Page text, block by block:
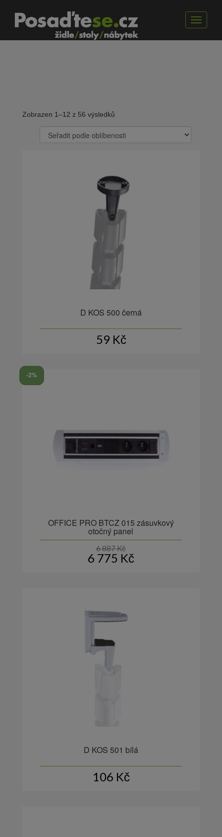
Toggle
Zobrazen 1–12 z 56 výsledků
D KOS 500 černá
59 Kč
-2%
OFFICE PRO BTCZ 015 zásuvkový
otočný panel
6 887Kč
6 775 Kč
D KOS 501 bílá
106 Kč